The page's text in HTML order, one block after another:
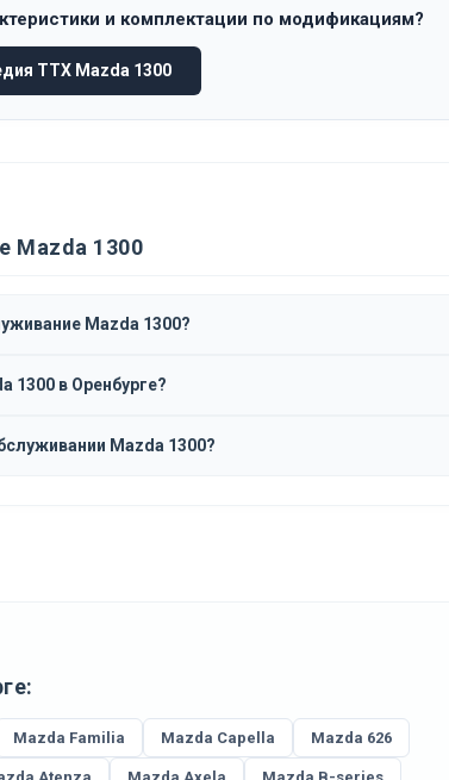
и комплектации по модификациям?
ТТХ Mazda 1300
Mazda 1300
Mazda 1300?
1300 в Оренбурге?
Mazda 1300?
Mazda Familia Mazda Capella Mazda 626